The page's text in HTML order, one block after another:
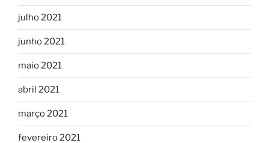
julho 2021
junho 2021
maio 2021
abril 2021
março 2021
fevereiro 2021